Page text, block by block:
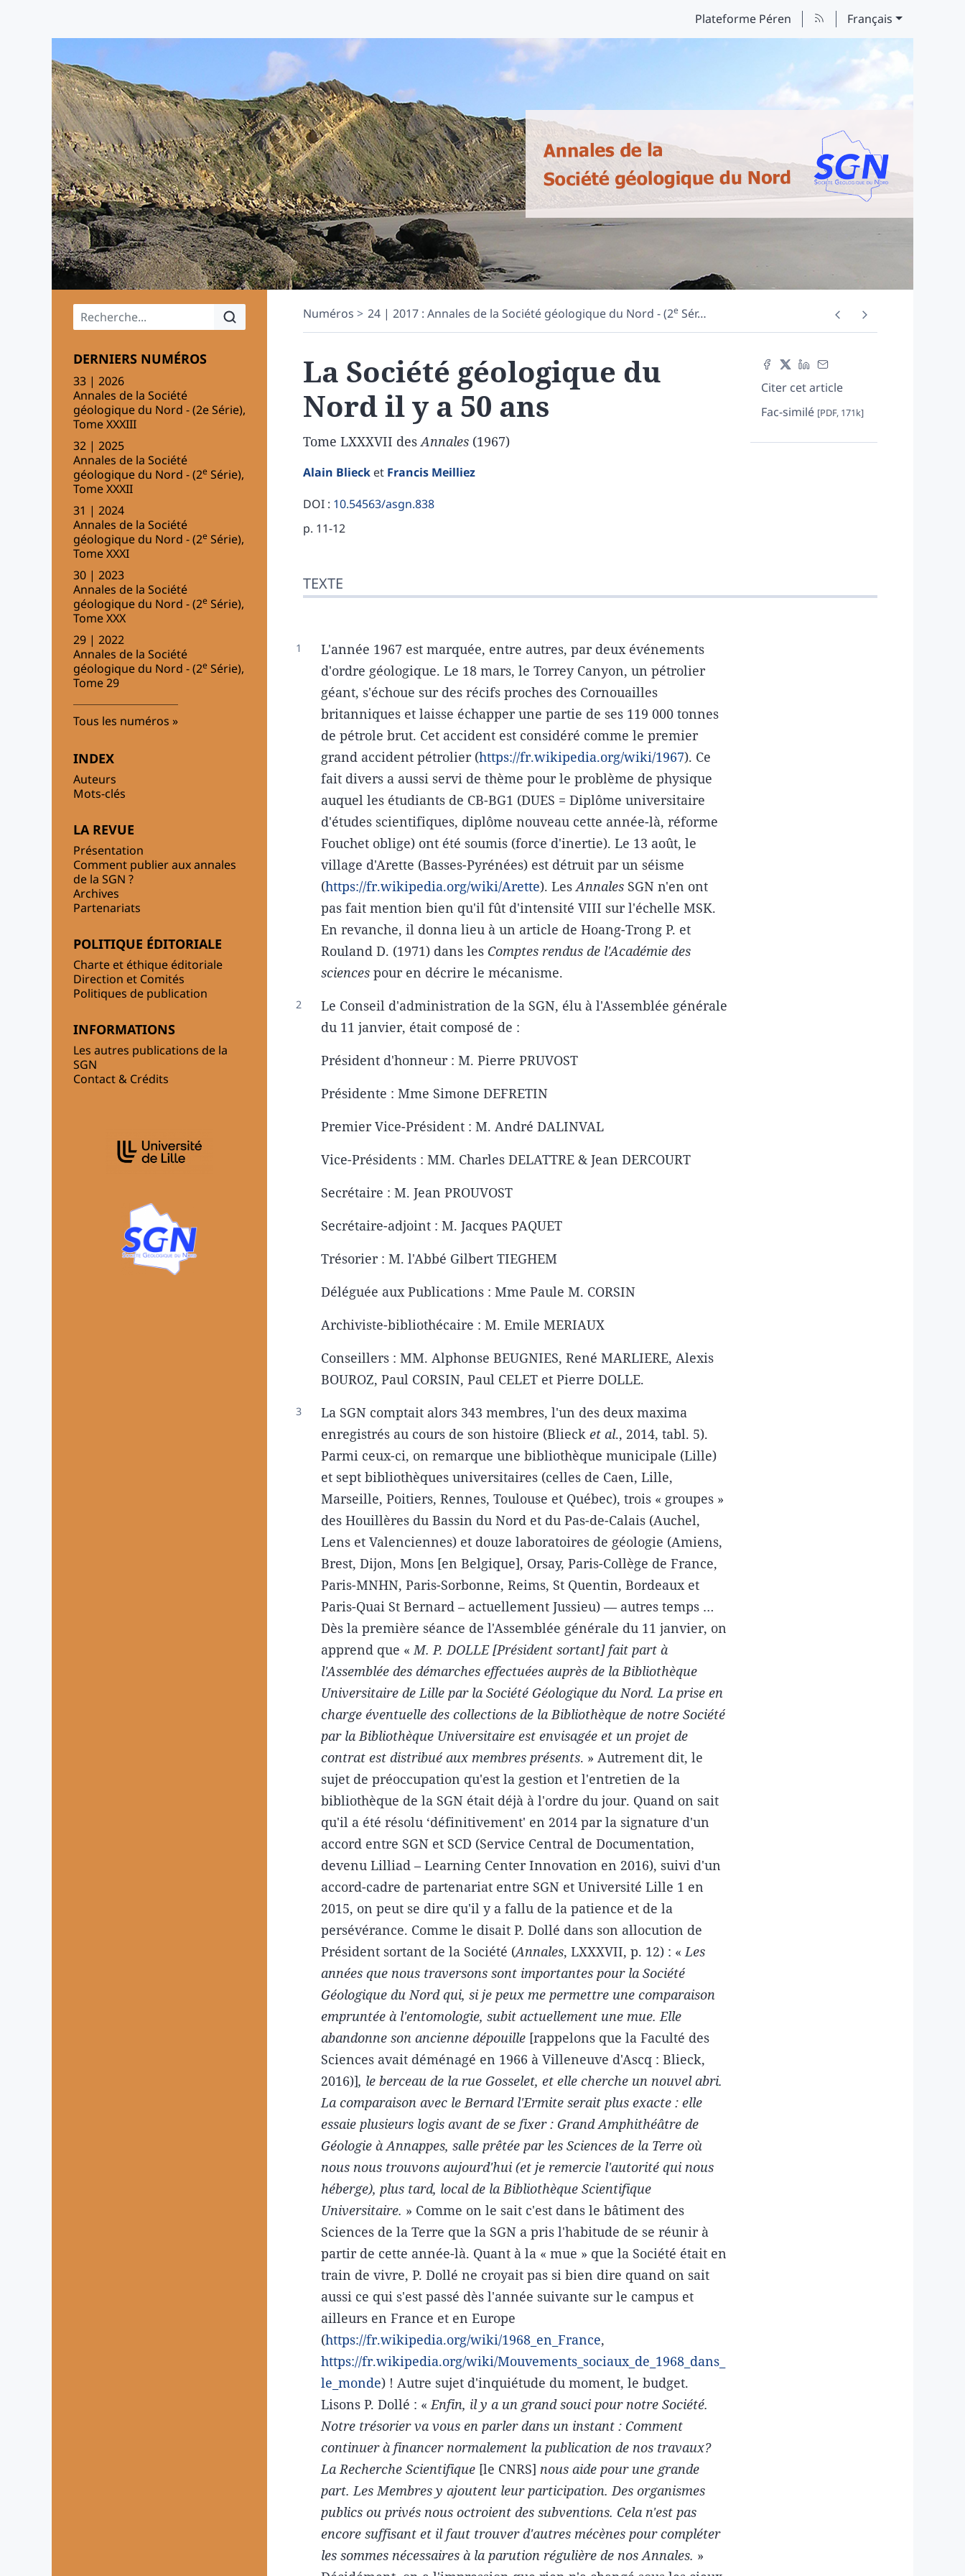
Plateforme Péren Français
Menu principal
DERNIERS NUMÉROS
33 | 2026
Annales de la Société
géologique du Nord - (2e Série),
Tome XXXIII
32 | 2025
Annales de la Société
géologique du Nord - (2e Série),
Tome XXXII
31 | 2024
Annales de la Société
géologique du Nord - (2e Série),
Tome XXXI
30 | 2023
Annales de la Société
géologique du Nord - (2e Série),
Tome XXX
29 | 2022
Annales de la Société
géologique du Nord - (2e Série),
Tome 29
Tous les numéros
INDEX
Auteurs
Mots-clés
LA REVUE
Présentation
Comment publier aux annales
de la SGN ?
Archives
Partenariats
POLITIQUE ÉDITORIALE
Charte et éthique éditoriale
Direction et Comités
Politiques de publication
INFORMATIONS
Les autres publications de la
SGN
Contact & Crédits
Numéros 24 | 2017 : Annales de la Société géologique du Nord - (2e Sér…
Citer cet article
Fac-similé [PDF, 171k]
La Société géologique du
Nord il y a 50 ans
Tome LXXXVII desAnnales (1967)
Alain Blieck et Francis Meilliez
DOI : 10.54563/asgn.838
p. 11-12
Bibliographie
Citer cet article
TEXTE
L'année 1967 est marquée, entre autres, par deux événements
d'ordre géologique. Le 18 mars, le Torrey Canyon, un pétrolier
géant, s'échoue sur des récifs proches des Cornouailles
britanniques et laisse échapper une partie de ses 119 000 tonnes
de pétrole brut. Cet accident est considéré comme le premier
grand accident pétrolier (https://fr.wikipedia.org/wiki/1967). Ce
fait divers a aussi servi de thème pour le problème de physique
auquel les étudiants de CB-BG1 (DUES = Diplôme universitaire
d'études scientifiques, diplôme nouveau cette année-là, réforme
Fouchet oblige) ont été soumis (force d'inertie). Le 13 août, le
village d'Arette (Basses-Pyrénées) est détruit par un séisme
(https://fr.wikipedia.org/wiki/Arette). LesAnnales SGN n'en ont
pas fait mention bien qu'il fût d'intensité VIII sur l'échelle MSK.
En revanche, il donna lieu à un article de Hoang-Trong P. et
Rouland D. (1971) dans les Comptes rendus de l'Académie des
sciences pour en décrire le mécanisme.
Le Conseil d'administration de la SGN, élu à l'Assemblée générale
du 11 janvier, était composé de :
Président d'honneur : M. Pierre PRUVOST
Présidente : Mme Simone DEFRETIN
Premier Vice-Président : M. André DALINVAL
Vice-Présidents : MM. Charles DELATTRE & Jean DERCOURT
Secrétaire : M. Jean PROUVOST
Secrétaire-adjoint : M. Jacques PAQUET
Trésorier : M. l'Abbé Gilbert TIEGHEM
Déléguée aux Publications : Mme Paule M. CORSIN
Archiviste-bibliothécaire : M. Emile MERIAUX
Conseillers : MM. Alphonse BEUGNIES, René MARLIERE, Alexis
BOUROZ, Paul CORSIN, Paul CELET et Pierre DOLLE.
La SGN comptait alors 343 membres, l'un des deux maxima
enregistrés au cours de son histoire (Blieck et al., 2014, tabl. 5).
Parmi ceux-ci, on remarque une bibliothèque municipale (Lille)
et sept bibliothèques universitaires (celles de Caen, Lille,
Marseille, Poitiers, Rennes, Toulouse et Québec), trois « groupes »
des Houillères du Bassin du Nord et du Pas-de-Calais (Auchel,
Lens et Valenciennes) et douze laboratoires de géologie (Amiens,
Brest, Dijon, Mons [en Belgique], Orsay, Paris-Collège de France,
Paris-MNHN, Paris-Sorbonne, Reims, St Quentin, Bordeaux et
Paris-Quai St Bernard – actuellement Jussieu) — autres temps …
Dès la première séance de l'Assemblée générale du 11 janvier, on
apprend que «M. P. DOLLE [Président sortant] fait part à
l'Assemblée des démarches effectuées auprès de la Bibliothèque
Universitaire de Lille par la Société Géologique du Nord. La prise en
charge éventuelle des collections de la Bibliothèque de notre Société
par la Bibliothèque Universitaire est envisagée et un projet de
contrat est distribué aux membres présents. » Autrement dit, le
sujet de préoccupation qu'est la gestion et l'entretien de la
bibliothèque de la SGN était déjà à l'ordre du jour. Quand on sait
qu'il a été résolu ‘définitivement' en 2014 par la signature d'un
accord entre SGN et SCD (Service Central de Documentation,
devenu Lilliad – Learning Center Innovation en 2016), suivi d'un
accord-cadre de partenariat entre SGN et Université Lille 1 en
2015, on peut se dire qu'il y a fallu de la patience et de la
persévérance. Comme le disait P. Dollé dans son allocution de
Président sortant de la Société (Annales, LXXXVII, p. 12) : «Les
années que nous traversons sont importantes pour la Société
Géologique du Nord qui, si je peux me permettre une comparaison
empruntée à l'entomologie, subit actuellement une mue. Elle
abandonne son ancienne dépouille [rappelons que la Faculté des
Sciences avait déménagé en 1966 à Villeneuve d'Ascq : Blieck,
2016)], le berceau de la rue Gosselet, et elle cherche un nouvel abri.
La comparaison avec le Bernard l'Ermite serait plus exacte : elle
essaie plusieurs logis avant de se fixer : Grand Amphithéâtre de
Géologie à Annappes, salle prêtée par les Sciences de la Terre où
nous nous trouvons aujourd'hui (et je remercie l'autorité qui nous
héberge), plus tard, local de la Bibliothèque Scientifique
Universitaire. » Comme on le sait c'est dans le bâtiment des
Sciences de la Terre que la SGN a pris l'habitude de se réunir à
partir de cette année-là. Quant à la « mue » que la Société était en
train de vivre, P. Dollé ne croyait pas si bien dire quand on sait
aussi ce qui s'est passé dès l'année suivante sur le campus et
ailleurs en France et en Europe
(https://fr.wikipedia.org/wiki/1968_en_France,
https://fr.wikipedia.org/wiki/Mouvements_sociaux_de_1968_dans_
le_monde) ! Autre sujet d'inquiétude du moment, le budget.
Lisons P. Dollé : «Enfin, il y a un grand souci pour notre Société.
Notre trésorier va vous en parler dans un instant : Comment
continuer à financer normalement la publication de nos travaux?
La Recherche Scientifique [le CNRS] nous aide pour une grande
part. Les Membres y ajoutent leur participation. Des organismes
publics ou privés nous octroient des subventions. Cela n'est pas
encore suffisant et il faut trouver d'autres mécènes pour compléter
les sommes nécessaires à la parution régulière de nos Annales. »